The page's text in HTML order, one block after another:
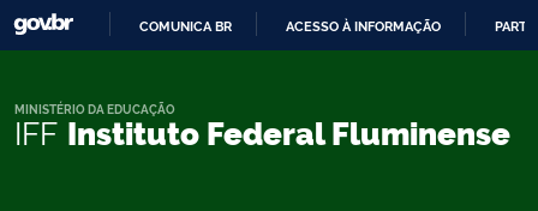
CONTEÚDO
COMUNICA BR ACESSO À INFORMAÇÃO
IFF Instituto Federal Fluminense
MINISTÉRIO DA EDUCAÇÃO